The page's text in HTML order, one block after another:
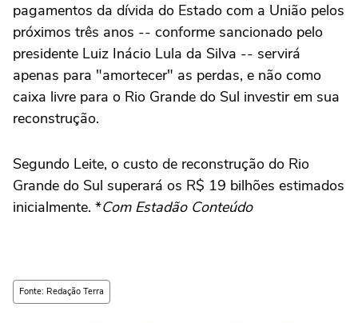
pagamentos da dívida do Estado com a União pelos
próximos três anos -- conforme sancionado pelo
presidente Luiz Inácio Lula da Silva -- servirá
apenas para "amortecer" as perdas, e não como
caixa livre para o Rio Grande do Sul investir em sua
reconstrução.
Segundo Leite, o custo de reconstrução do Rio
Grande do Sul superará os R$ 19 bilhões estimados
inicialmente. *Com Estadão Conteúdo
Fonte: Redação Terra